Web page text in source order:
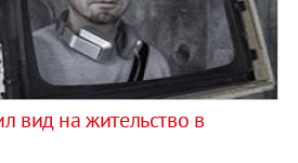
вид на жительство в